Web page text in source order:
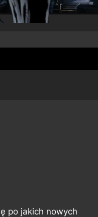
po jakich nowych